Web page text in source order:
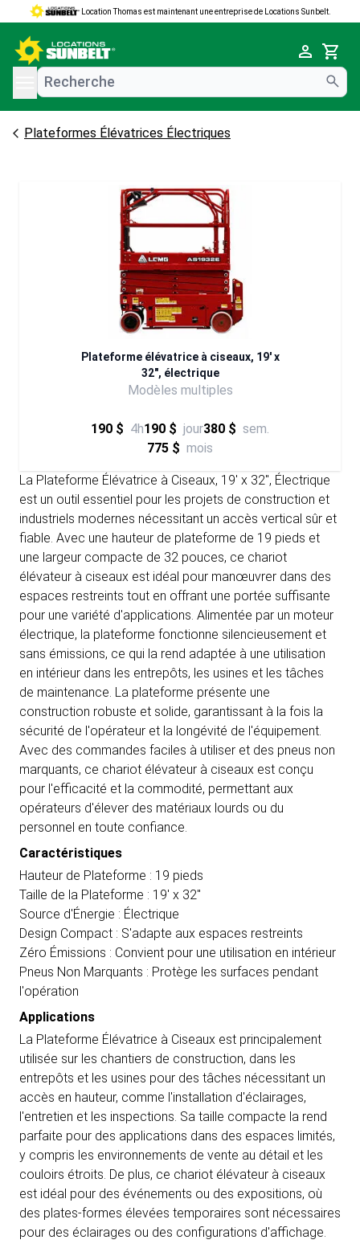
Location Thomas est maintenant une entreprise de Locations Sunbelt.
Cart
menu
Plateformes Élévatrices Électriques
Plateforme élévatrice à ciseaux, 19' x
32", électrique
Modèles multiples
190 $ 4h190 $ jour380 $ sem.
775 $ mois
La Plateforme Élévatrice à Ciseaux, 19' x 32'', Électrique
est un outil essentiel pour les projets de construction et
industriels modernes nécessitant un accès vertical sûr et
fiable. Avec une hauteur de plateforme de 19 pieds et
une largeur compacte de 32 pouces, ce chariot
élévateur à ciseaux est idéal pour manœuvrer dans des
espaces restreints tout en offrant une portée suffisante
pour une variété d'applications. Alimentée par un moteur
électrique, la plateforme fonctionne silencieusement et
sans émissions, ce qui la rend adaptée à une utilisation
en intérieur dans les entrepôts, les usines et les tâches
de maintenance. La plateforme présente une
construction robuste et solide, garantissant à la fois la
sécurité de l'opérateur et la longévité de l'équipement.
Avec des commandes faciles à utiliser et des pneus non
marquants, ce chariot élévateur à ciseaux est conçu
pour l'efficacité et la commodité, permettant aux
opérateurs d'élever des matériaux lourds ou du
personnel en toute confiance.
Caractéristiques
Hauteur de Plateforme : 19 pieds
Taille de la Plateforme : 19' x 32''
Source d'Énergie : Électrique
Design Compact : S'adapte aux espaces restreints
Zéro Émissions : Convient pour une utilisation en intérieur
Pneus Non Marquants : Protège les surfaces pendant
l'opération
Applications
La Plateforme Élévatrice à Ciseaux est principalement
utilisée sur les chantiers de construction, dans les
entrepôts et les usines pour des tâches nécessitant un
accès en hauteur, comme l'installation d'éclairages,
l'entretien et les inspections. Sa taille compacte la rend
parfaite pour des applications dans des espaces limités,
y compris les environnements de vente au détail et les
couloirs étroits. De plus, ce chariot élévateur à ciseaux
est idéal pour des événements ou des expositions, où
des plates-formes élevées temporaires sont nécessaires
pour des éclairages ou des configurations d'affichage.